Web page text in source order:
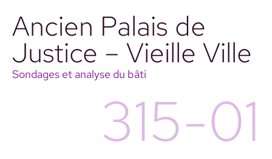
Ancien Palais de
Justice – Vieille Ville
Sondages et analyse du bâti
315-01